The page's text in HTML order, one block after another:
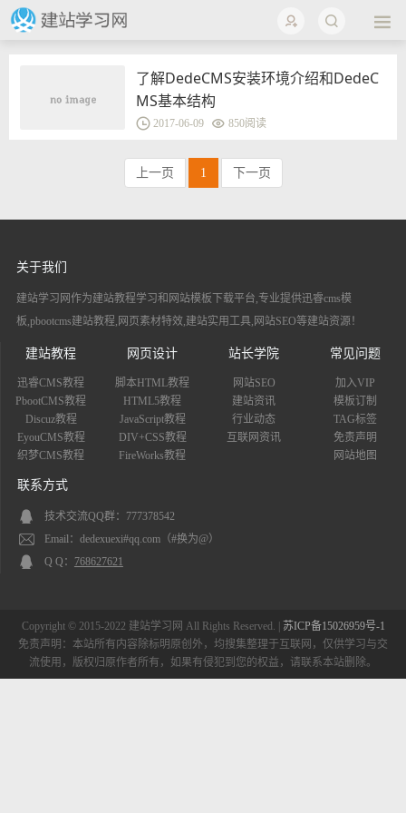
了解DedeCMS安装环境介绍和DedeC
MS基本结构
2017-06-09 850阅读
上一页 1 下一页
关于我们
建站学习网作为建站教程学习和网站模板下载平台,专业提供迅睿cms模
板,pbootcms建站教程,网页素材特效,建站实用工具,网站SEO等建站资源！
建站教程
迅睿CMS教程
PbootCMS教程
Discuz教程
EyouCMS教程
织梦CMS教程
网页设计
脚本HTML教程
HTML5教程
JavaScript教程
DIV+CSS教程
FireWorks教程
站长学院
网站SEO
建站资讯
行业动态
互联网资讯
常见问题
加入VIP
模板订制
TAG标签
免责声明
网站地图
联系方式
技术交流QQ群：777378542
Email：dedexuexi#qq.com（#换为@）
Q Q： 768627621
Copyright © 2015-2022 建站学习网 All Rights Reserved. |
苏ICP备15026959号-1
免责声明：本站所有内容除标明原创外，均搜集整理于互联网，仅供学习与交
流使用，版权归原作者所有，如果有侵犯到您的权益，请联系本站删除。